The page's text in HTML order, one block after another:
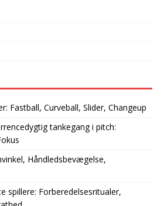
Fastball, Curveball, Slider, Changeup
tankegang i pitch:
Håndledsbevægelse,
spillere: Forberedelsesritualer,